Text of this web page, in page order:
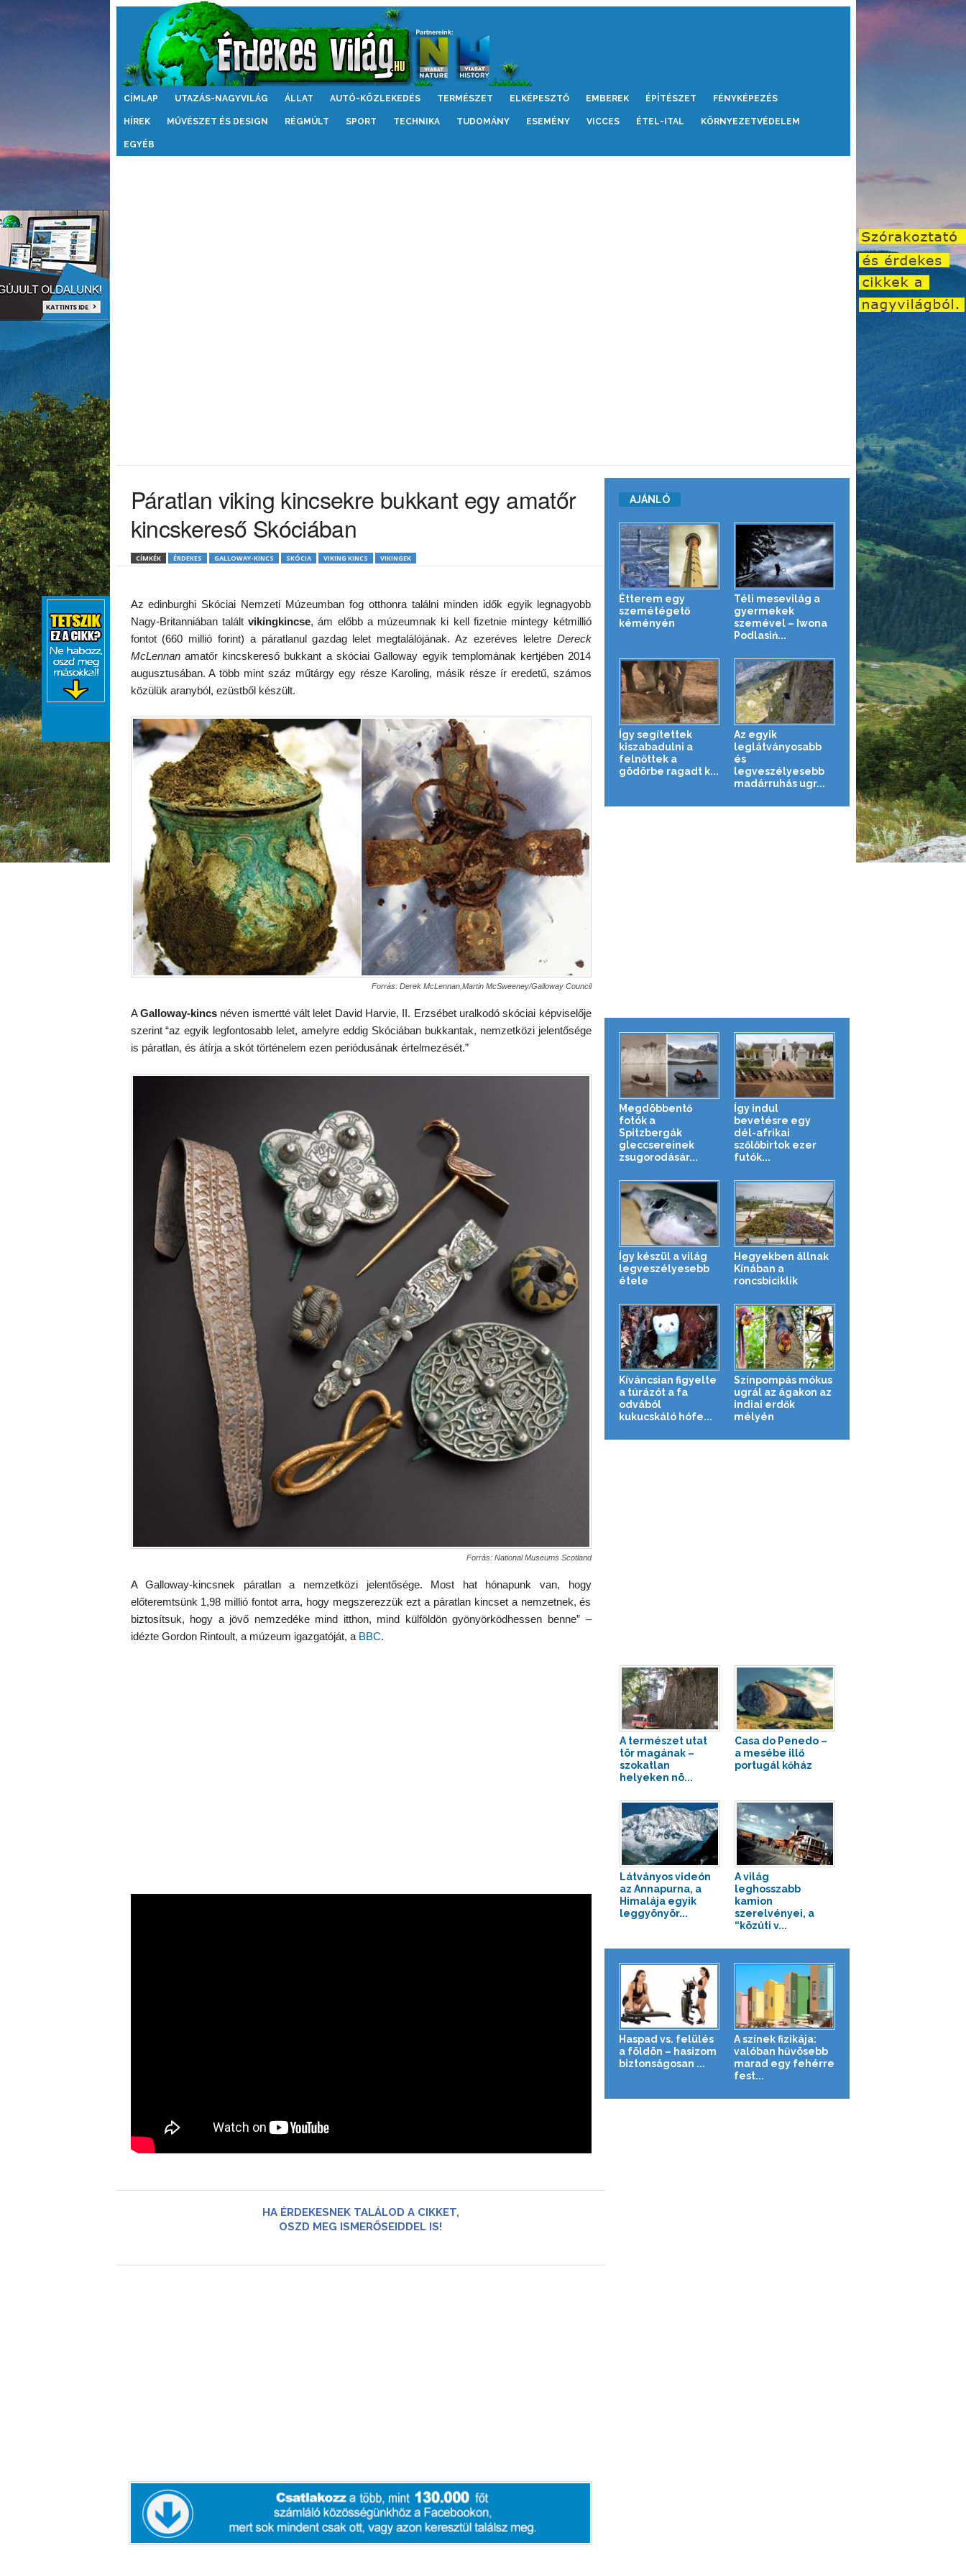
Érdekes
CÍMLAP UTAZÁS-NAGYVILÁG ÁLLAT AUTÓ-KÖZLEKEDÉS TERMÉSZET ELKÉPESZTŐ EMBEREK ÉPÍTÉSZET FÉNYKÉPEZÉS
HÍREK MŰVÉSZET ÉS DESIGN RÉGMÚLT SPORT TECHNIKA TUDOMÁNY ESEMÉNY VICCES ÉTEL-ITAL KÖRNYEZETVÉDELEM
EGYÉB
Páratlan viking kincsekre bukkant egy amatőr
kincskereső Skóciában
CÍMKÉK ÉRDEKES GALLOWAY-KINCS SKÓCIA VIKING KINCS VIKINGEK
Az edinburghi Skóciai Nemzeti Múzeumban fog otthonra találni minden idők egyik legnagyobb
Nagy-Britanniában találtvikingkincse, ám előbb a múzeumnak ki kell fizetnie mintegy kétmillió
fontot (660 millió forint) a páratlanul gazdag lelet megtalálójának. Az ezeréves leletre Dereck
McLennanamatőr kincskereső bukkant a skóciai Galloway egyik templomának kertjében 2014
augusztusában. A több mint száz műtárgy egy része Karoling, másik része ír eredetű, számos
közülük aranyból, ezüstből készült.
Forrás: Derek McLennan,Martin McSweeney/Galloway Council
AGalloway-kincsnéven ismertté vált lelet David Harvie, II. Erzsébet uralkodó skóciai képviselője
szerint “az egyik legfontosabb lelet, amelyre eddig Skóciában bukkantak, nemzetközi jelentősége
is páratlan, és átírja a skót történelem ezen periódusának értelmezését.”
Forrás: National Museums Scotland
A Galloway-kincsnek páratlan a nemzetközi jelentősége. Most hat hónapunk van, hogy
előteremtsünk 1,98 millió fontot arra, hogy megszerezzük ezt a páratlan kincset a nemzetnek, és
biztosítsuk, hogy a jövő nemzedéke mind itthon, mind külföldön gyönyörködhessen benne” –
idézte Gordon Rintoult, a múzeum igazgatóját, a BBC.
HA ÉRDEKESNEK TALÁLOD A CIKKET,
OSZD MEG ISMERŐSEIDDEL IS!
AJÁNLÓ
Étterem egy
szemétégető
kéményén
Téli mesevilág a
gyermekek
szemével – Iwona
Podlasiń...
Így segítettek
kiszabadulni a
felnőttek a
gödörbe ragadt k...
Az egyik
leglátványosabb
és
legveszélyesebb
madárruhás ugr...
Megdöbbentő
fotók a
Spitzbergák
gleccsereinek
zsugorodásár...
Így indul
bevetésre egy
dél-afrikai
szőlőbirtok ezer
futók...
Így készül a világ
legveszélyesebb
étele
Hegyekben állnak
Kínában a
roncsbiciklik
Kíváncsian figyelte
a túrázót a fa
odvából
kukucskáló hófe...
Színpompás mókus
ugrál az ágakon az
indiai erdők
mélyén
A természet utat
tör magának –
szokatlan
helyeken nö...
Casa do Penedo –
a mesébe illő
portugál kőház
Látványos videón
az Annapurna, a
Himalája egyik
leggyönyör...
A világ
leghosszabb
kamion
szerelvényei, a
“közúti v...
Haspad vs. felülés
a földön – hasizom
biztonságosan ...
A színek fizikája:
valóban hűvösebb
marad egy fehérre
fest...